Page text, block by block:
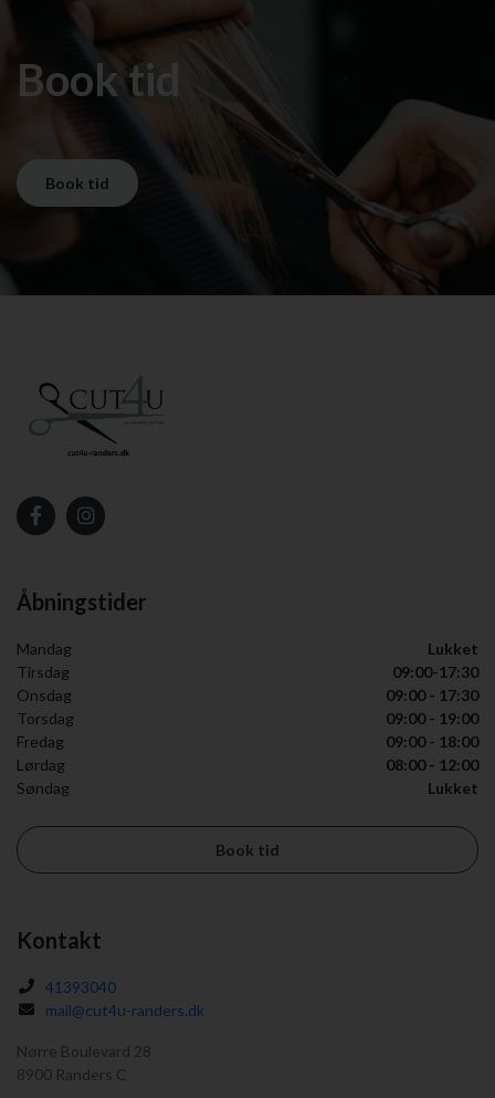
Book tid
Book tid
Åbningstider
Mandag
Lukket
Tirsdag
09:00-17:30
Onsdag
09:00 - 17:30
Torsdag
09:00 - 19:00
Fredag
09:00 - 18:00
Lørdag
08:00 - 12:00
Søndag
Lukket
Book tid
Kontakt
41393040
mail@cut4u-randers.dk
Nørre Boulevard 28
8900 Randers C